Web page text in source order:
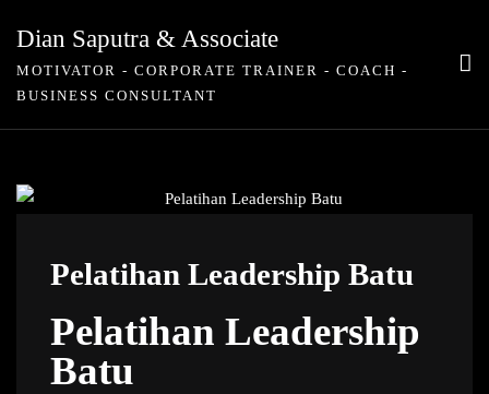
content
Dian Saputra & Associate
MOTIVATOR - CORPORATE TRAINER - COACH -
BUSINESS CONSULTANT
Pelatihan Leadership Batu
Pelatihan Leadership
Batu